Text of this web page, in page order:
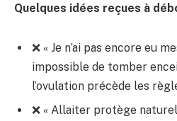
Quelques idées reçues à
❌ « Je n’ai pas encore eu
impossible de tomber
l’ovulation précède les
❌ « Allaiter protège